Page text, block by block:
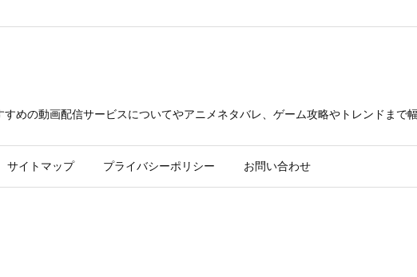
めの動画配信サービスについてやアニメネタバレ、ゲーム攻略やトレンドまで
サイトマップ プライバシーポリシー お問い合わせ